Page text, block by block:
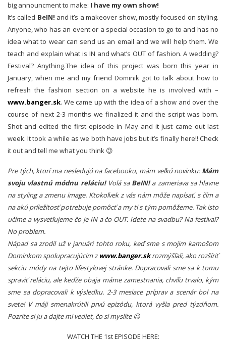
big announcment to make: I have my own show!
It’s called BeIN! and it’s a makeover show, mostly focused on styling.
Anyone, who has an event or a special occasion to go to and has no
idea what to wear can send us an email and we will help them. We
teach and explain what is IN and what’s OUT of fashion. A wedding?
Festival? Anything.The idea of this project was born this year in
January, when me and my friend Dominik got to talk about how to
refresh the fashion section on a website he is involved with –
www.banger.sk. We came up with the idea of a show and over the
course of next 2-3 months we finalized it and the script was born.
Shot and edited the first episode in May and it just came out last
week. It took a while as we both have jobs but it’s finally here!! Check
it out and tell me what you think 😉
Pre tých, ktorí ma nesledujú na facebooku, mám veľkú novinku: Mám
svoju vlastnú módnu reláciu!Volá sa BeIN!a zameriava sa hlavne
na styling a zmenu image. Ktokoľvek z vás nám môže napísať, s čím a
na akú príležitosť potrebuje pomôcť a my ti s tým pomôžeme. Tak isto
učíme a vysvetľujeme čo je IN a čo OUT. Idete na svadbu? Na festival?
No problem.
Nápad sa zrodil už v januári tohto roku, keď sme s mojim kamošom
Dominkom spolupracujúcim z www.banger.skrozmýšľali, ako rozšíriť
sekciu módy na tejto lifestylovej stránke. Dopracovali sme sa k tomu
spraviť reláciu, ale keďže obaja máme zamestnania, chvíľu trvalo, kým
sme sa dopracovali k výsledku. 2-3 mesiace príprav a scenár bol na
svete! V máji smenakrútili prvú epizódu, ktorá vyšla pred týzdňom.
Pozrite si ju a dajte mi vediet, čo si myslíte 😉
WATCH THE 1st EPISODE HERE: